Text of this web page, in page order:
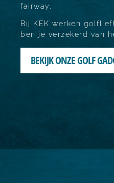
fairway.
Bij KEK werken
ben je verzekerd van
BEKIJK ONZE GOLF